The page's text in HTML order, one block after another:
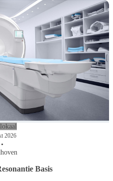
2026
•
Basis